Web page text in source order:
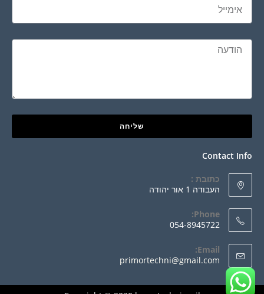
שליחה
Contact Info
כתובת :
העבודה 1 אור יהודה
Phone:
054-8945722
Email:
primortechni@gmail.com